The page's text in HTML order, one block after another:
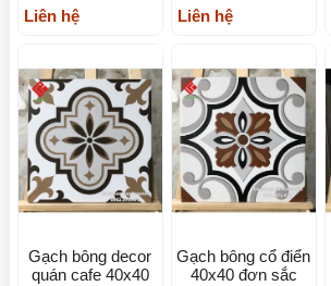
Liên hệ Liên hệ
Gạch bông decor
quán cafe 40x40
Gạch bông cổ điển
40x40 đơn sắc